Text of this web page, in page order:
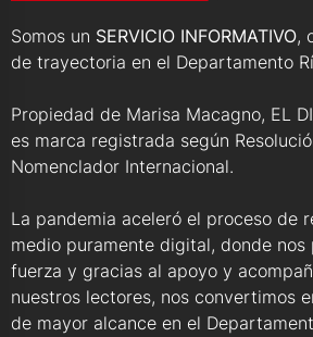
Somos un SERVICIO INFORMATIVO,
de trayectoria en el Departamento
Propiedad de Marisa Macagno, EL
es marca registrada según
Nomenclador Internacional.
La pandemia aceleró el proceso de
medio puramente digital, donde nos
fuerza y gracias al apoyo y
nuestros lectores, nos convertimos
de mayor alcance en el